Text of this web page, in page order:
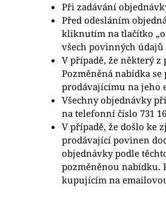
Při zadávání
Před odesláním
kliknutím na tlačítko
všech povinných
V případě, že některý
Pozměněná nabídka
prodávajícímu na jeho
Všechny objednávky
na telefonní číslo 731
V případě, že došlo ke
prodávající povinen
objednávky podle
pozměněnou nabídku.
kupujícím na